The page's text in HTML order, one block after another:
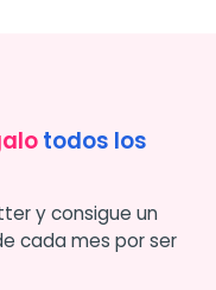
todos los
y consigue un
cada mes por ser